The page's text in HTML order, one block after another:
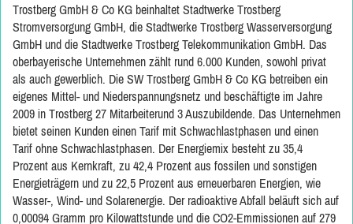
Trostberg GmbH & Co KG beinhaltet Stadtwerke Trostberg
Stromversorgung GmbH, die Stadtwerke Trostberg Wasserversorgung
GmbH und die Stadtwerke Trostberg Telekommunikation GmbH. Das
oberbayerische Unternehmen zählt rund 6.000 Kunden, sowohl privat
als auch gewerblich. Die SW Trostberg GmbH & Co KG betreiben ein
eigenes Mittel- und Niederspannungsnetz und beschäftigte im Jahre
2009 in Trostberg 27 Mitarbeiterund 3 Auszubildende. Das Unternehmen
bietet seinen Kunden einen Tarif mit Schwachlastphasen und einen
Tarif ohne Schwachlastphasen. Der Energiemix besteht zu 35,4
Prozent aus Kernkraft, zu 42,4 Prozent aus fossilen und sonstigen
Energieträgern und zu 22,5 Prozent aus erneuerbaren Energien, wie
Wasser-, Wind- und Solarenergie. Der radioaktive Abfall beläuft sich auf
0,00094 Gramm pro Kilowattstunde und die CO2-Emmissionen auf 279